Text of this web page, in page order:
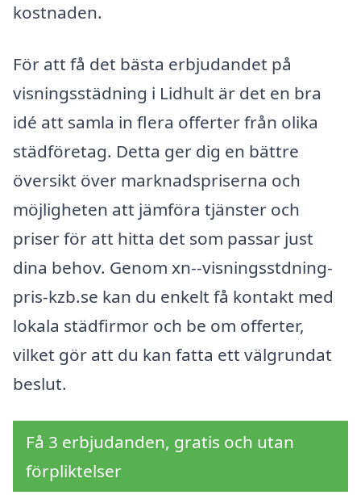
kostnaden.
För att få det bästa erbjudandet på
visningsstädning i Lidhult är det en bra
idé att samla in flera offerter från olika
städföretag. Detta ger dig en bättre
översikt över marknadspriserna och
möjligheten att jämföra tjänster och
priser för att hitta det som passar just
dina behov. Genom xn--visningsstdning-
pris-kzb.se kan du enkelt få kontakt med
lokala städfirmor och be om offerter,
vilket gör att du kan fatta ett välgrundat
beslut.
Få 3 erbjudanden, gratis och utan
förpliktelser